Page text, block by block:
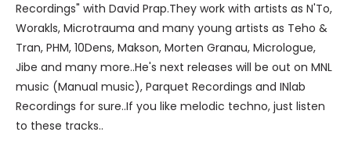
Recordings" with David Prap.They work with artists as N'To,
Worakls, Microtrauma and many young artists as Teho &
Tran, PHM, 10Dens, Makson, Morten Granau, Micrologue,
Jibe and many more..He's next releases will be out on MNL
music (Manual music), Parquet Recordings and INlab
Recordings for sure..If you like melodic techno, just listen
to these tracks..